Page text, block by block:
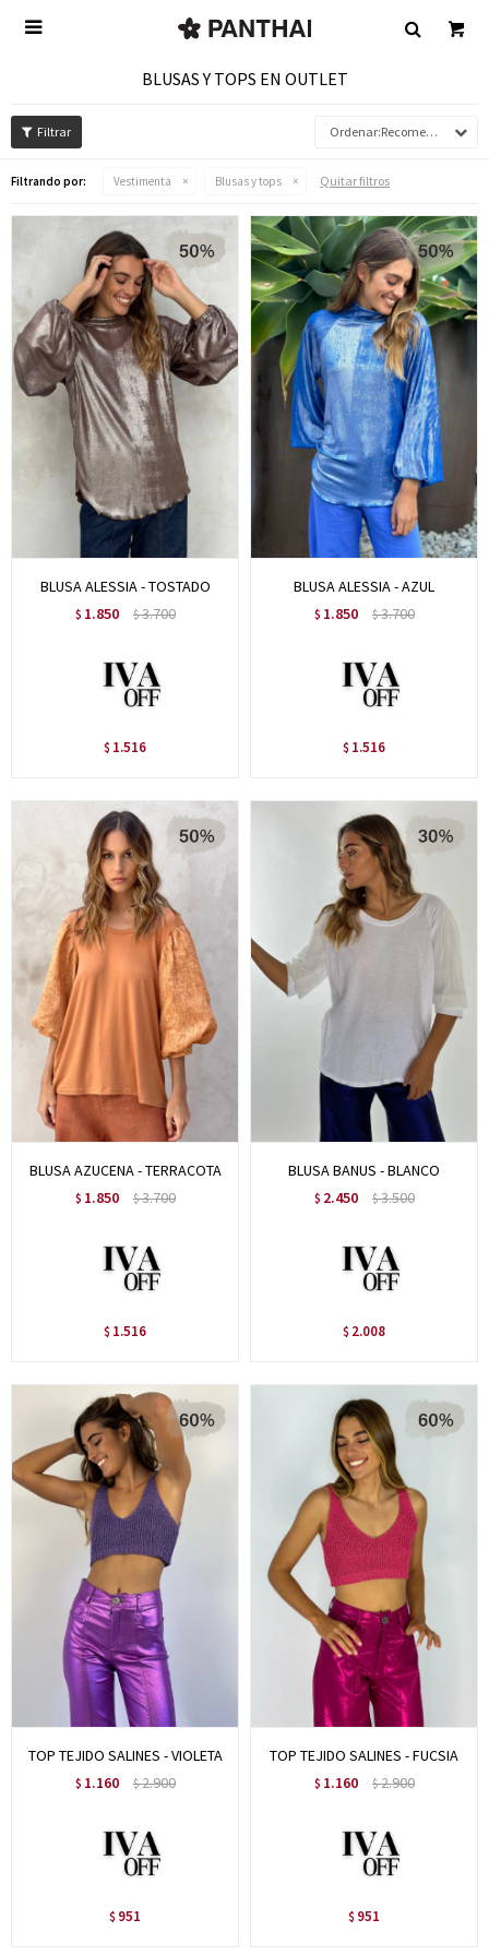

BLUSAS Y TOPS EN OUTLET
Recomendados
Filtrando por: Vestimenta Blusas y tops Quitar filtros
BLUSA ALESSIA - TOSTADO
$ 1.850 $3.700
$ 1.516
BLUSA ALESSIA - AZUL
$ 1.850 $3.700
$ 1.516
BLUSA AZUCENA - TERRACOTA
$ 1.850 $3.700
$ 1.516
BLUSA BANUS - BLANCO
$ 2.450 $3.500
$ 2.008
TOP TEJIDO SALINES - VIOLETA
$ 1.160 $2.900
$ 951
TOP TEJIDO SALINES - FUCSIA
$ 1.160 $2.900
$ 951